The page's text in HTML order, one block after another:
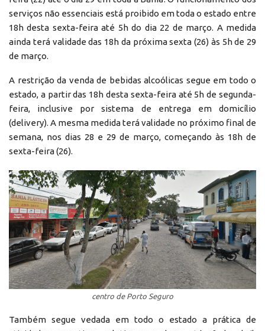
serviços não essenciais está proibido em toda o estado entre
18h desta sexta-feira até 5h do dia 22 de março. A medida
ainda terá validade das 18h da próxima sexta (26) às 5h de 29
de março.
A restrição da venda de bebidas alcoólicas segue em todo o
estado, a partir das 18h desta sexta-feira até 5h de segunda-
feira, inclusive por sistema de entrega em domicílio
(delivery). A mesma medida terá validade no próximo final de
semana, nos dias 28 e 29 de março, começando às 18h de
sexta-feira (26).
centro de Porto Seguro
Também segue vedada em todo o estado a prática de